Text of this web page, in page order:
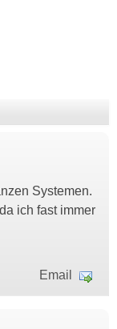
Systemen.
ich fast immer
Email